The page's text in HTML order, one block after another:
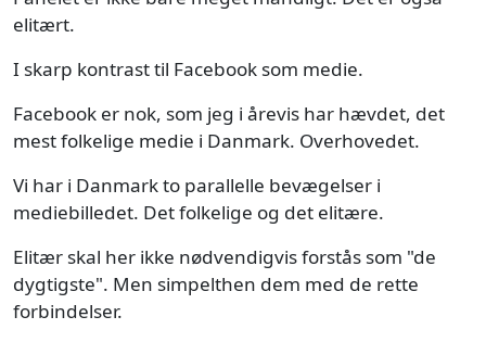
elitært.
I skarp kontrast til Facebook som medie.
Facebook er nok, som jeg i årevis har hævdet, det
mest folkelige medie i Danmark. Overhovedet.
Vi har i Danmark to parallelle bevægelser i
mediebilledet. Det folkelige og det elitære.
Elitær skal her ikke nødvendigvis forstås som "de
dygtigste". Men simpelthen dem med de rette
forbindelser.